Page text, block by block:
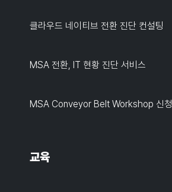
클라우드 네이티브 전환 진단 컨설팅
MSA 전환, IT 현황 진단 서비스
MSA Conveyor Belt Workshop 신청
교육